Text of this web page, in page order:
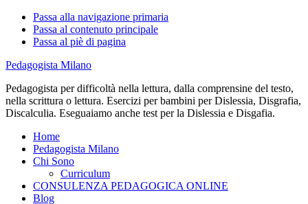
Passa alla navigazione primaria
Passa al contenuto principale
Passa al piè di pagina
Pedagogista Milano
Pedagogista per difficoltà nella lettura, dalla comprensine del testo,
nella scrittura o lettura. Esercizi per bambini per Dislessia, Disgrafia,
Discalculia. Eseguaiamo anche test per la Dislessia e Disgafia.
Home
Pedagogista Milano
Chi Sono
Curriculum
CONSULENZA PEDAGOGICA ONLINE
Blog